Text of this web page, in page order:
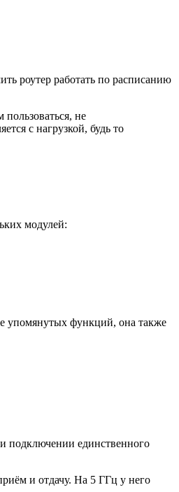
роутер работать по расписанию
не
с нагрузкой, будь то
модулей:
упомянутых функций, она также
подключении единственного
и отдачу. На 5 ГГц у него